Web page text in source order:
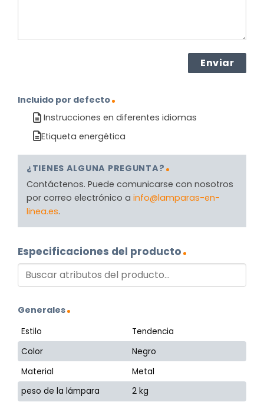
Incluido por defecto
Instrucciones en diferentes idiomas
Etiqueta energética
¿TIENES ALGUNA PREGUNTA?
Contáctenos. Puede comunicarse con nosotros
por correo electrónico a info@lamparas-en-
linea.es.
Especificaciones del producto
Generales
Estilo
Tendencia
Color
Negro
Material
Metal
peso de la lámpara
2 kg